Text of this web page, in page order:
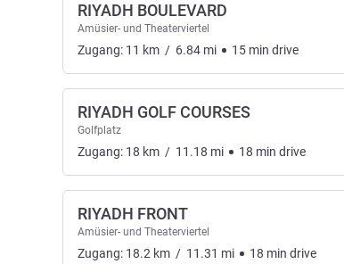
RIYADH BOULEVARD
Amüsier- und Theaterviertel
Zugang: 11 km / 6.84 mi 15 min drive
RIYADH GOLF COURSES
Golfplatz
Zugang: 18 km / 11.18 mi 18 min drive
RIYADH FRONT
Amüsier- und Theaterviertel
Zugang: 18.2 km / 11.31 mi 18 min drive